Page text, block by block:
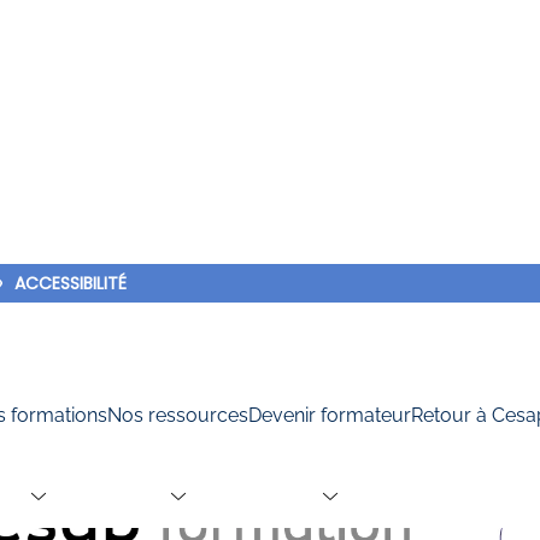
ACCESSIBILITÉ
formationsNos ressourcesDevenir formateurRetour à
2024